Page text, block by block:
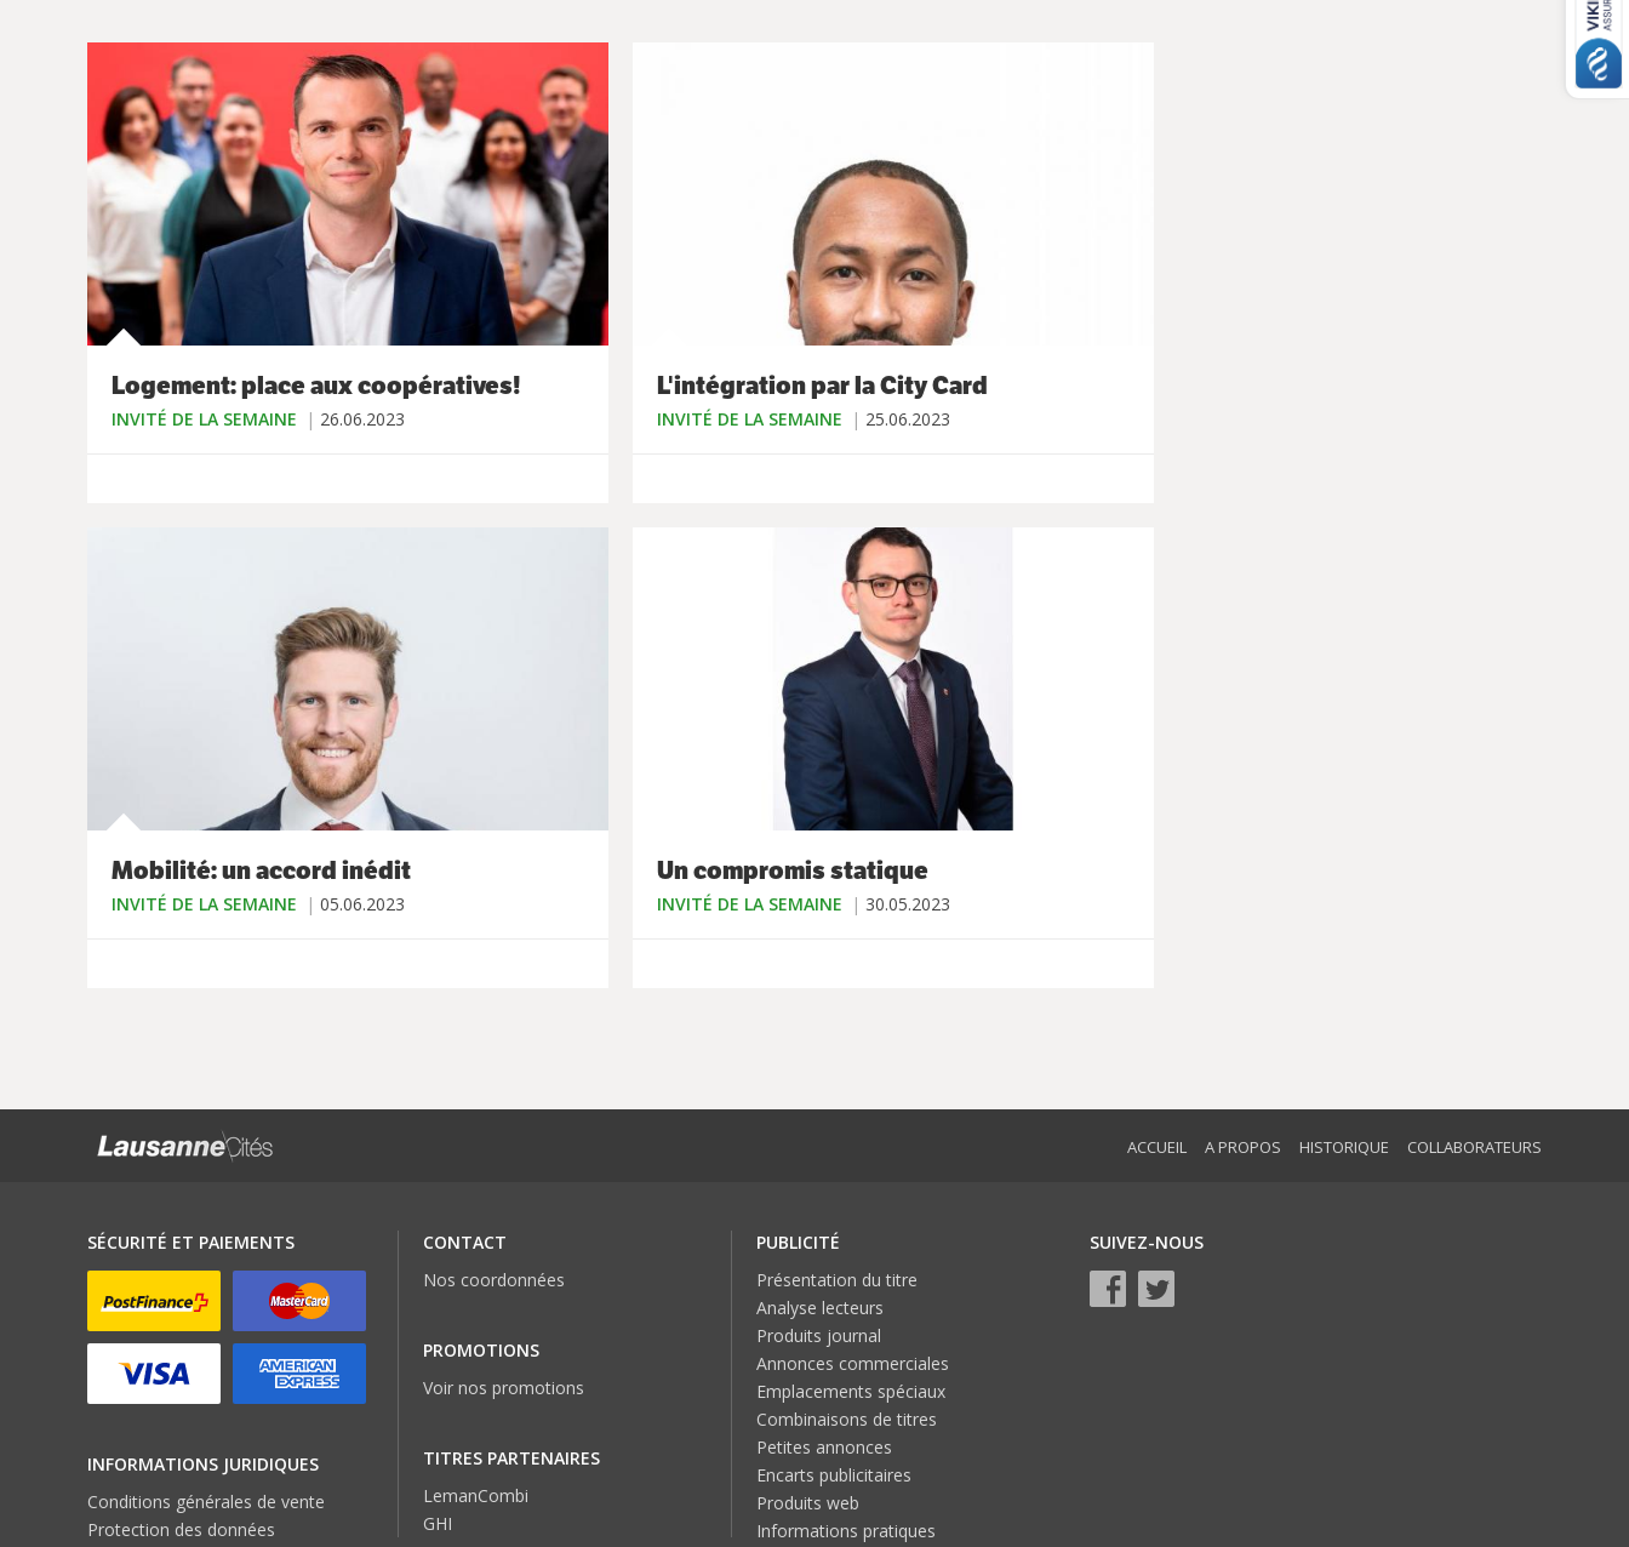
Logement: place aux coopératives!
INVITÉ DE LA SEMAINE 26.06.2023
L'intégration par la City Card
INVITÉ DE LA SEMAINE 25.06.2023
Mobilité: un accord inédit
INVITÉ DE LA SEMAINE 05.06.2023
Un compromis statique
INVITÉ DE LA SEMAINE 30.05.2023
ACCUEIL A PROPOS HISTORIQUE COLLABORATEURS
SÉCURITÉ ET PAIEMENTS
INFORMATIONS JURIDIQUES
Conditions générales de vente
Protection des données
CONTACT
Nos coordonnées
PROMOTIONS
Voir nos promotions
TITRES PARTENAIRES
LemanCombi
GHI
PUBLICITÉ
Présentation du titre
Analyse lecteurs
Produits journal
Annonces commerciales
Emplacements spéciaux
Combinaisons de titres
Petites annonces
Encarts publicitaires
Produits web
Informations pratiques
SUIVEZ-NOUS